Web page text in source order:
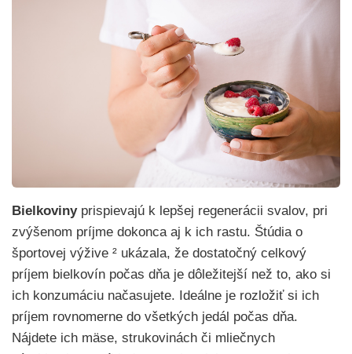
Bielkoviny prispievajú k lepšej regenerácii svalov, pri
zvýšenom príjme dokonca aj k ich rastu. Štúdia o
športovej výžive ² ukázala, že dostatočný celkový
príjem bielkovín počas dňa je dôležitejší než to, ako si
ich konzumáciu načasujete. Ideálne je rozložiť si ich
príjem rovnomerne do všetkých jedál počas dňa.
Nájdete ich mäse, strukovinách či mliečnych